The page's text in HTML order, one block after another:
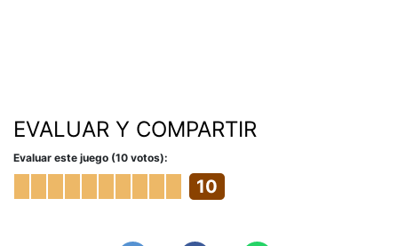
EVALUAR Y COMPARTIR
Evaluar este juego (10 votos):
10